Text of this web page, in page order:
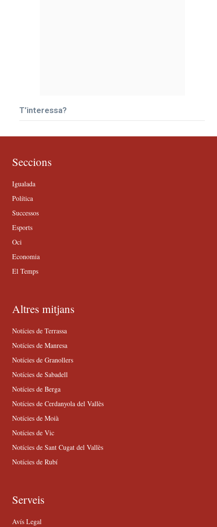
T’interessa?
Seccions
Igualada
Política
Successos
Esports
Oci
Economia
El Temps
Altres mitjans
Notícies de Terrassa
Notícies de Manresa
Notícies de Granollers
Notícies de Sabadell
Notícies de Berga
Notícies de Cerdanyola del Vallès
Notícies de Moià
Notícies de Vic
Notícies de Sant Cugat del Vallès
Notícies de Rubí
Serveis
Avís Legal